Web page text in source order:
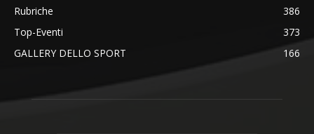
Rubriche
386
Top-Eventi
373
GALLERY DELLO SPORT
166